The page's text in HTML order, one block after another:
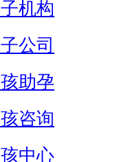
机构
公司
助孕
咨询
中心